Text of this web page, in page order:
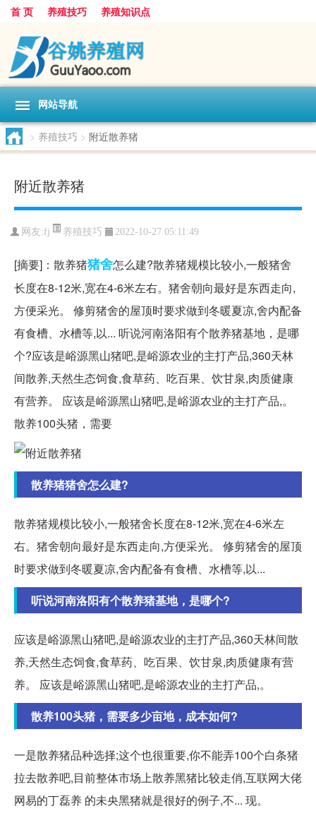
首 页 养殖技巧 养殖知识点
网站导航
> 养殖技巧 > 附近散养猪
附近散养猪
网友:fj 养殖技巧 2022-10-27 05:11:49
[摘要]：散养猪猪舍怎么建?散养猪规模比较小,一般猪舍
长度在8-12米,宽在4-6米左右。猪舍朝向最好是东西走向,
方便采光。 修剪猪舍的屋顶时要求做到冬暖夏凉,舍内配备
有食槽、水槽等,以... 听说河南洛阳有个散养猪基地，是哪
个?应该是峪源黑山猪吧,是峪源农业的主打产品,360天林
间散养,天然生态饲食,食草药、吃百果、饮甘泉,肉质健康
有营养。 应该是峪源黑山猪吧,是峪源农业的主打产品,。
散养100头猪，需要
散养猪猪舍怎么建?
散养猪规模比较小,一般猪舍长度在8-12米,宽在4-6米左
右。猪舍朝向最好是东西走向,方便采光。 修剪猪舍的屋顶
时要求做到冬暖夏凉,舍内配备有食槽、水槽等,以...
听说河南洛阳有个散养猪基地，是哪个?
应该是峪源黑山猪吧,是峪源农业的主打产品,360天林间散
养,天然生态饲食,食草药、吃百果、饮甘泉,肉质健康有营
养。 应该是峪源黑山猪吧,是峪源农业的主打产品,。
散养100头猪，需要多少亩地，成本如何?
一是散养猪品种选择;这个也很重要,你不能弄100个白条猪
拉去散养吧,目前整体市场上散养黑猪比较走俏,互联网大佬
网易的丁磊养 的未央黑猪就是很好的例子,不... 现。